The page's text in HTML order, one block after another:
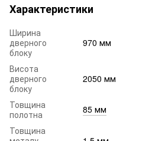
Характеристики
Ширина
дверного
блоку
970 мм
Висота
дверного
блоку
2050 мм
Товщина
полотна
85 мм
Товщина